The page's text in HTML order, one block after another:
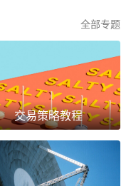
全部专题
交易策略教程